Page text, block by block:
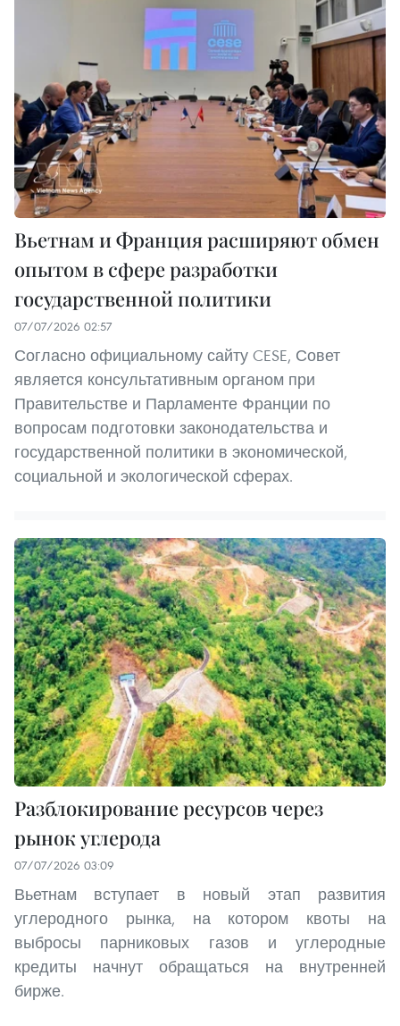
Вьетнам и Франция расширяют обмен
опытом в сфере разработки
государственной политики
07/07/2026 02:57
Согласно официальному сайту CESE, Совет
является консультативным органом при
Правительстве и Парламенте Франции по
вопросам подготовки законодательства и
государственной политики в экономической,
социальной и экологической сферах.
Разблокирование ресурсов через
рынок углерода
07/07/2026 03:09
Вьетнам вступает в новый этап развития
углеродного рынка, на котором квоты на
выбросы парниковых газов и углеродные
кредиты начнут обращаться на внутренней
бирже.